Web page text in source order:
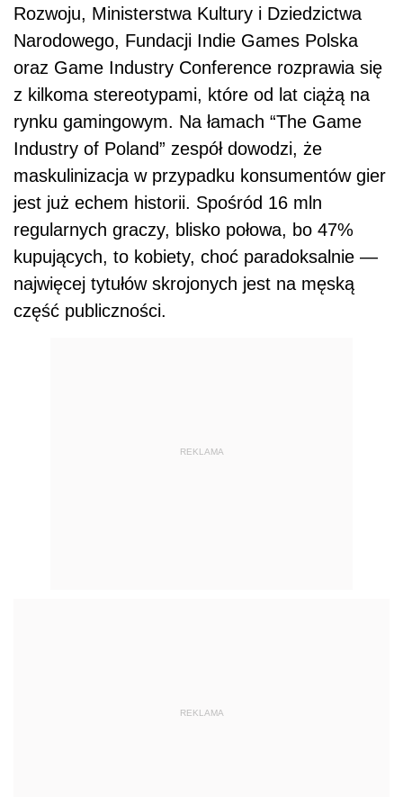
Rozwoju, Ministerstwa Kultury i Dziedzictwa
Narodowego, Fundacji Indie Games Polska
oraz Game Industry Conference rozprawia się
z kilkoma stereotypami, które od lat ciążą na
rynku gamingowym. Na łamach “The Game
Industry of Poland” zespół dowodzi, że
maskulinizacja w przypadku konsumentów gier
jest już echem historii. Spośród 16 mln
regularnych graczy, blisko połowa, bo 47%
kupujących, to kobiety, choć paradoksalnie —
najwięcej tytułów skrojonych jest na męską
część publiczności.
REKLAMA
REKLAMA